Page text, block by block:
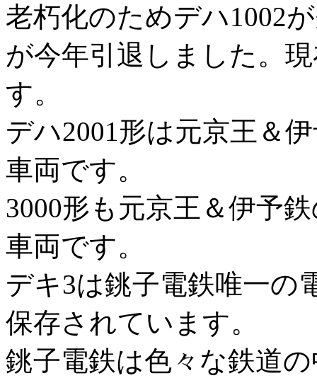
老朽化のためデハ1002
が今年引退しました。
す。
デハ2001形は元京王＆
車両です。
3000形も元京王＆伊予
車両です。
デキ3は銚子電鉄唯一の
保存されています。
銚子電鉄は色々な鉄道